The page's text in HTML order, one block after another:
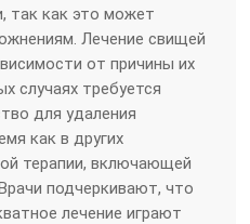
так как это может
Лечение свищей
от причины их
случаях требуется
для удаления
как в других
терапии, включающей
подчеркивают, что
лечение играют